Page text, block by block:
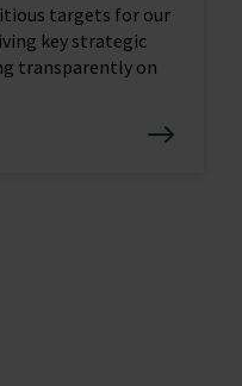
targets for our
key strategic
transparently on